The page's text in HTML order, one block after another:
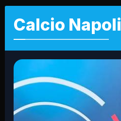
Calcio Napoli